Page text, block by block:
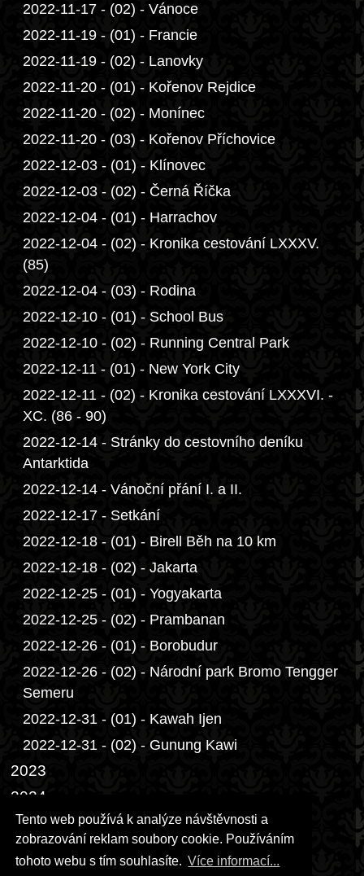
Tento web používá k analýze návštěvnosti a
zobrazování reklam soubory cookie. Používáním
tohoto webu s tím souhlasíte. Více informací...
2022-11-17 - (02) - Vánoce
2022-11-19 - (01) - Francie
2022-11-19 - (02) - Lanovky
2022-11-20 - (01) - Kořenov Rejdice
2022-11-20 - (02) - Monínec
2022-11-20 - (03) - Kořenov Příchovice
2022-12-03 - (01) - Klínovec
2022-12-03 - (02) - Černá Říčka
2022-12-04 - (01) - Harrachov
2022-12-04 - (02) - Kronika cestování LXXXV.
(85)
2022-12-04 - (03) - Rodina
2022-12-10 - (01) - School Bus
2022-12-10 - (02) - Running Central Park
2022-12-11 - (01) - New York City
2022-12-11 - (02) - Kronika cestování LXXXVI. -
XC. (86 - 90)
2022-12-14 - Stránky do cestovního deníku
Antarktida
2022-12-14 - Vánoční přání I. a II.
2022-12-17 - Setkání
2022-12-18 - (01) - Birell Běh na 10 km
2022-12-18 - (02) - Jakarta
2022-12-25 - (01) - Yogyakarta
2022-12-25 - (02) - Prambanan
2022-12-26 - (01) - Borobudur
2022-12-26 - (02) - Národní park Bromo Tengger
Semeru
2022-12-31 - (01) - Kawah Ijen
2022-12-31 - (02) - Gunung Kawi
2023
2024
2025
2026